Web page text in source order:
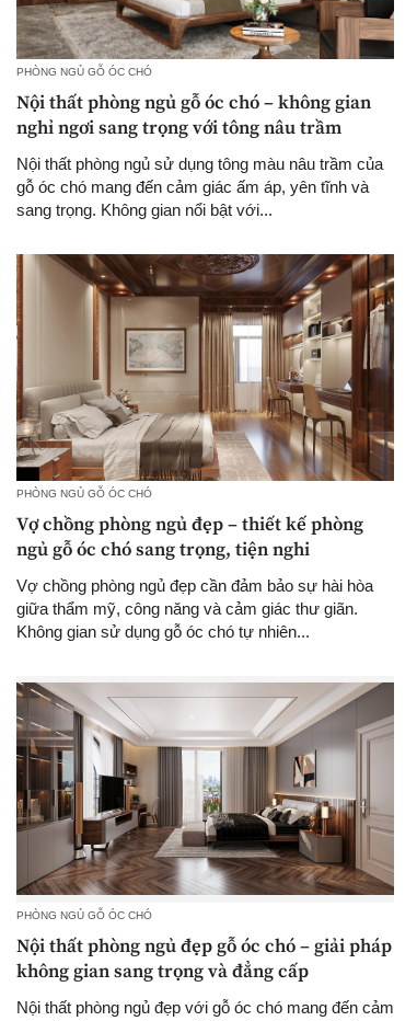
PHÒNG NGỦ GỖ ÓC CHÓ
Nội thất phòng ngủ gỗ óc chó – không gian
nghỉ ngơi sang trọng với tông nâu trầm
Nội thất phòng ngủ sử dụng tông màu nâu trầm của
gỗ óc chó mang đến cảm giác ấm áp, yên tĩnh và
sang trọng. Không gian nổi bật với...
PHÒNG NGỦ GỖ ÓC CHÓ
Vợ chồng phòng ngủ đẹp – thiết kế phòng
ngủ gỗ óc chó sang trọng, tiện nghi
Vợ chồng phòng ngủ đẹp cần đảm bảo sự hài hòa
giữa thẩm mỹ, công năng và cảm giác thư giãn.
Không gian sử dụng gỗ óc chó tự nhiên...
PHÒNG NGỦ GỖ ÓC CHÓ
Nội thất phòng ngủ đẹp gỗ óc chó – giải pháp
không gian sang trọng và đẳng cấp
Nội thất phòng ngủ đẹp với gỗ óc chó mang đến cảm